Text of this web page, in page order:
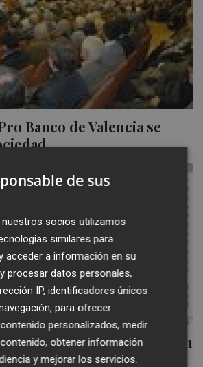
Banco de Valencia se
perdió 886,8 millones en
de sus
socios utilizamos
similares para
acceder a información en su
procesar datos personales,
IP, identificadores únicos
para ofrecer
personalizados, medir
obtener información
y mejorar los servicios.